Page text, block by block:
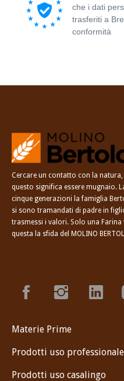
che i dati
trasferiti a
conformità
Cercare un contatto con la natura,
questo significa essere mugnaio.
cinque generazioni la famiglia
si sono tramandati di padre in
trasmessi i valori. Solo una
questa la sfida del MOLINO
Materie Prime
Prodotti uso professionale
Prodotti uso casalingo